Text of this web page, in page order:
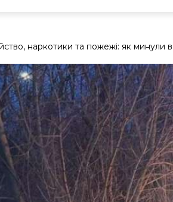
наркотики та пожежі: як минули